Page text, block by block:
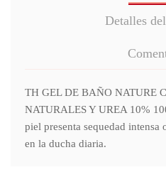
Detalles
TH GEL DE BAÑO NATURE
NATURALES Y UREA 10%
piel presenta sequedad intensa
en la ducha diaria.